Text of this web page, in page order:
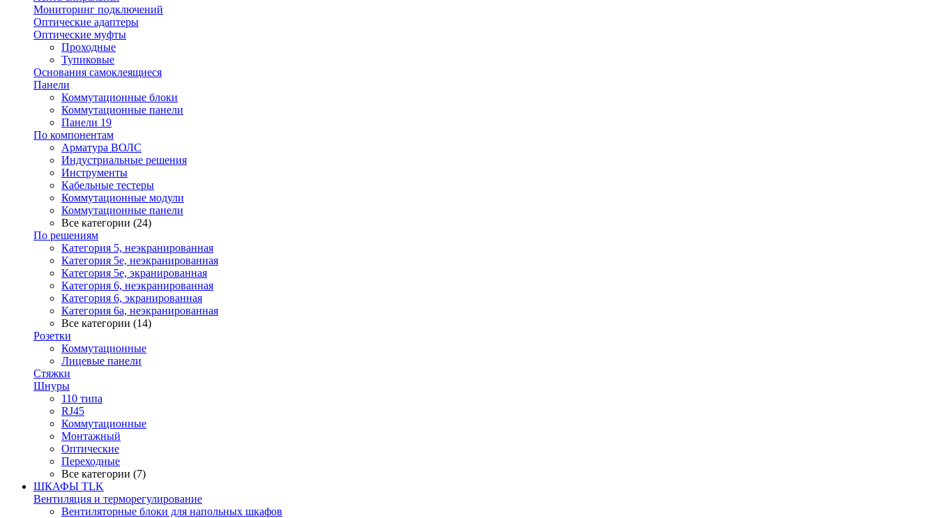
Мониторинг подключений
Оптические адаптеры
Оптические муфты
Проходные
Тупиковые
Основания самоклеящиеся
Панели
Коммутационные блоки
Коммутационные панели
Панели 19
По компонентам
Арматура ВОЛС
Индустриальные решения
Инструменты
Кабельные тестеры
Коммутационные модули
Коммутационные панели
Все категории (24)
По решениям
Категория 5, неэкранированная
Категория 5е, неэкранированная
Категория 5е, экранированная
Категория 6, неэкранированная
Категория 6, экранированная
Категория 6а, неэкранированная
Все категории (14)
Розетки
Коммутационные
Лицевые панели
Стяжки
Шнуры
110 типа
RJ45
Коммутационные
Монтажный
Оптические
Переходные
Все категории (7)
ШКАФЫ TLK
Вентиляция и терморегулирование
Вентиляторные блоки для напольных шкафов